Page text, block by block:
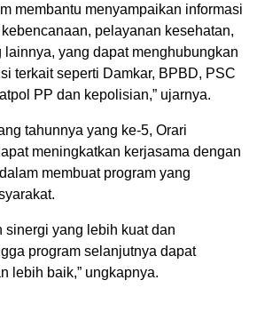
membantu menyampaikan informasi
pelayanan kesehatan,
lainnya, yang dapat menghubungkan
terkait seperti Damkar, BPBD, PSC
PP dan kepolisian,” ujarnya.
tahunnya yang ke-5, Orari
meningkatkan kerjasama dengan
membuat program yang
sinergi yang lebih kuat dan
program selanjutnya dapat
lebih baik,” ungkapnya.